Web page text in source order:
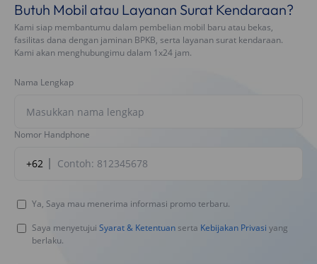
Butuh Mobil atau Layanan Surat Kendaraan?
Kami siap membantumu dalam pembelian mobil baru atau bekas,
fasilitas dana dengan jaminan BPKB, serta layanan surat kendaraan.
Kami akan menghubungimu dalam 1x24 jam.
Nama Lengkap
Nomor Handphone
+62
Ya, Saya mau menerima informasi promo terbaru.
Saya menyetujui Syarat & Ketentuan serta Kebijakan Privasi yang
berlaku.